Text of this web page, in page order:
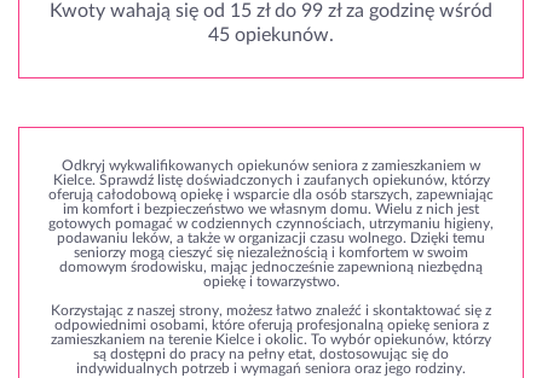
Kwoty wahają się od 15 zł do 99 zł za godzinę wśród
45 opiekunów.
Odkryj wykwalifikowanych opiekunów seniora z zamieszkaniem w
Kielce. Sprawdź listę doświadczonych i zaufanych opiekunów, którzy
oferują całodobową opiekę i wsparcie dla osób starszych, zapewniając
im komfort i bezpieczeństwo we własnym domu. Wielu z nich jest
gotowych pomagać w codziennych czynnościach, utrzymaniu higieny,
podawaniu leków, a także w organizacji czasu wolnego. Dzięki temu
seniorzy mogą cieszyć się niezależnością i komfortem w swoim
domowym środowisku, mając jednocześnie zapewnioną niezbędną
opiekę i towarzystwo.
Korzystając z naszej strony, możesz łatwo znaleźć i skontaktować się z
odpowiednimi osobami, które oferują profesjonalną opiekę seniora z
zamieszkaniem na terenie Kielce i okolic. To wybór opiekunów, którzy
są dostępni do pracy na pełny etat, dostosowując się do
indywidualnych potrzeb i wymagań seniora oraz jego rodziny.